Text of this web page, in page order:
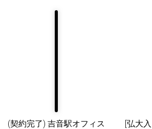
(契約完了) 吉音駅オフィス
[弘大